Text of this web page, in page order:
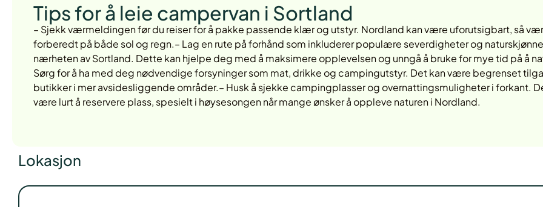
Tips for å leie campervan i Sortland
– Sjekk værmeldingen før du reiser for å pakke passende klær og utstyr. Nordland kan være uforutsigbart, så vær
forberedt på både sol og regn.– Lag en rute på forhånd som inkluderer populære severdigheter og
nærheten av Sortland. Dette kan hjelpe deg med å maksimere opplevelsen og unngå å bruke for mye tid på å
Sørg for å ha med deg nødvendige forsyninger som mat, drikke og campingutstyr. Det kan være begrenset
butikker i mer avsidesliggende områder.– Husk å sjekke campingplasser og overnattingsmuligheter i forkant.
være lurt å reservere plass, spesielt i høysesongen når mange ønsker å oppleve naturen i Nordland.
Lokasjon